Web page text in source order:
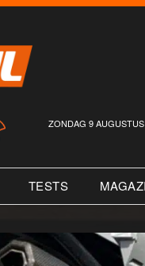
ZONDAG 9
TESTS